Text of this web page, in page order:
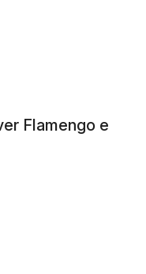
Flamengo e